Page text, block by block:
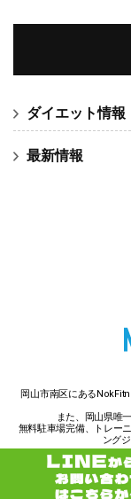
ダイエット情報
最新情報
岡山市南区にある
また、岡山県唯
無料駐車場完備、トレー
ング